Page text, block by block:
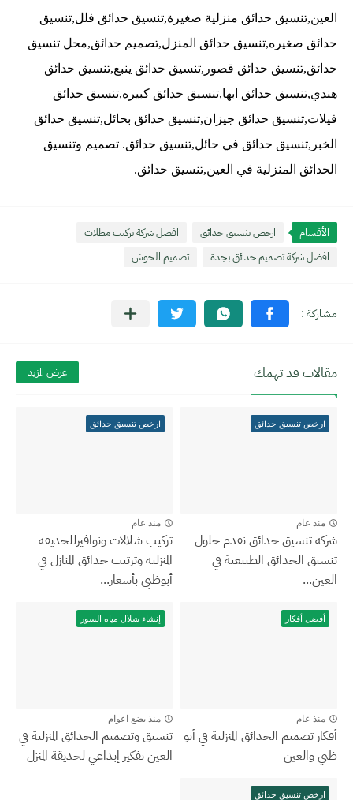
العين,تنسيق حدائق منزلية صغيرة,تنسيق حدائق فلل,تنسيق
حدائق صغيره,تنسيق حدائق المنزل,تصميم حدائق,محل تنسيق
حدائق,تنسيق حدائق قصور,تنسيق حدائق ينبع,تنسيق حدائق
هندي,تنسيق حدائق ابها,تنسيق حدائق كبيره,تنسيق حدائق
فيلات,تنسيق حدائق جيزان,تنسيق حدائق بحائل,تنسيق حدائق
الخبر,تنسيق حدائق في حائل,تنسيق حدائق. تصميم وتنسيق
الحدائق المنزلية في العين,تنسيق حدائق.
الأقسام ارخص تنسيق حدائق
افضل شركة تركيب مظلات
افضل شركة تصميم حدائق بجدة
تصميم الحوش
مقالات قد تهمك عرض المزيد
ارخص تنسيق حدائق
منذ عام
شركة تنسيق حدائق نقدم حلول
تنسيق الحدائق الطبيعية في
العين...
ارخص تنسيق حدائق
منذ عام
تركيب شلالات ونوافيرللحديقه
المنزليه وترتيب حدائق المنازل في
أبوظبي بأسعار...
أفضل أفكار
منذ عام
أفكار تصميم الحدائق المنزلية في أبو
ظبي والعين
إنشاء شلال مياه السور
منذ بضع اعوام
تنسيق وتصميم الحدائق المنزلية في
العين تفكير إبداعي لحديقة المنزل
ارخص تنسيق حدائق